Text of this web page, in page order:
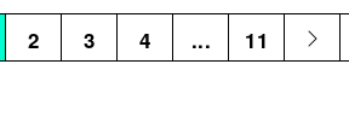
2 3 4 ... 11